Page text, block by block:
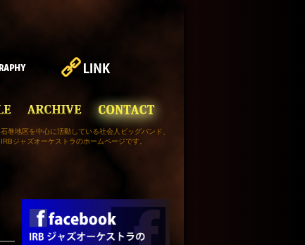
石巻地区を中心に活動している社会人ビッグバンド、
IRBジャズオーケストラのホームページです。